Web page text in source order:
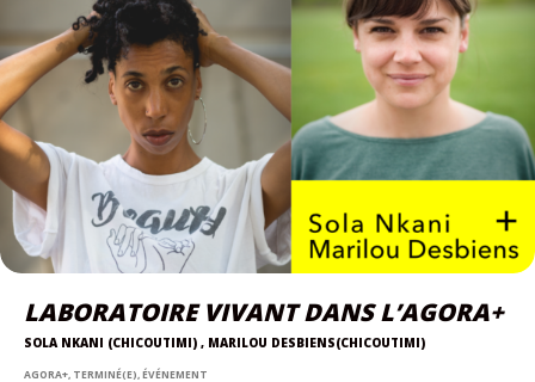
LABORATOIRE VIVANT DANS L’AGORA+
SOLA NKANI (CHICOUTIMI) , MARILOU DESBIENS(CHICOUTIMI)
AGORA+, TERMINÉ(E), ÉVÉNEMENT